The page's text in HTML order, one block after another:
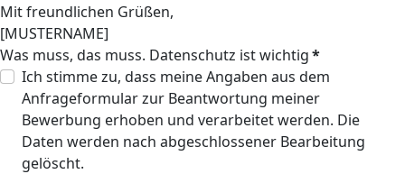
Mit freundlichen Grüßen,
[MUSTERNAME]
Was muss, das muss. Datenschutz ist wichtig*
Ich stimme zu, dass meine Angaben aus dem
Anfrageformular zur Beantwortung meiner
Bewerbung erhoben und verarbeitet werden. Die
Daten werden nach abgeschlossener Bearbeitung
gelöscht.